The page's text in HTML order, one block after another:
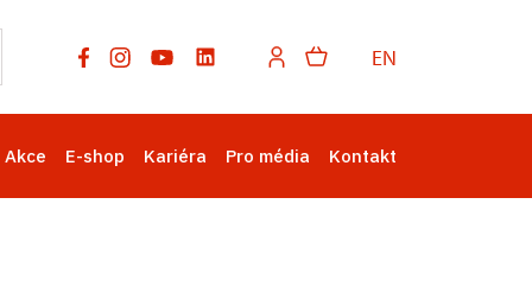
EN
Akce E-shop Kariéra Pro média Kontakt